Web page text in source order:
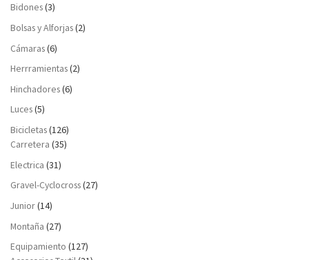
Bidones(3)
Bolsas y Alforjas(2)
Cámaras(6)
Herrramientas(2)
Hinchadores(6)
Luces(5)
Bicicletas(126)
Carretera (35)
Electrica (31)
Gravel-Cyclocross(27)
Junior(14)
Montaña (27)
Equipamiento (127)